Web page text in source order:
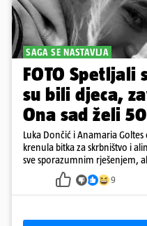
SAGA SE NASTAVLJA
FOTO Spetljali
su bili djeca,
Ona sad želi
Luka Dončić i Anamaria
krenula bitka za skrbništvo i
sve sporazumnim rješenjem,
u Sloveniji
9